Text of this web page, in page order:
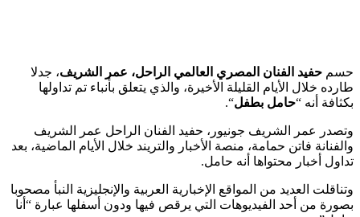
حسم حفيد الفنان المصري العالمي الراحل، عمر الشريف، جدلا
طارده خلال الأيام القليلة الأخيرة، والذي يتعلق بأنباء تم تداولها
بكثافة أنه “حامل بطفل“.
وتصدر عمر الشريف جونيور، حفيد الفنان الراحل عمر الشريف
والفنانة فاتن حمامة، منصة الأخبار والتريند خلال الأيام الماضية، بعد
تداول أخبار محتواها أنه حامل.
وتناقلت العديد من المواقع الإخبارية العربية والإنجليزية النبأ مصحوبا
بصورة من أحد الفيديوهات التي يرقص فيها ودون أسفلها عبارة “أنا